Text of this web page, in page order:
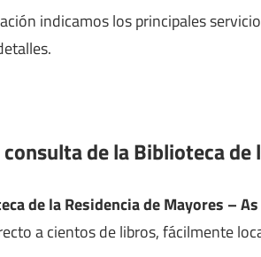
indicamos los principales
consulta de la Biblioteca
de la Residencia de Mayores –
a cientos de libros, fácilmente